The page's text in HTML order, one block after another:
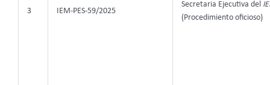
3 IEM-PES-59/2025
Secretaria Ejecutiva del
(Procedimiento oficioso)